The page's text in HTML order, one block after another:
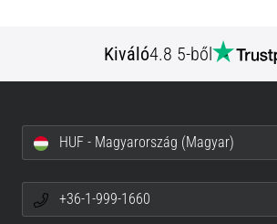
Kiváló4.8 5-ből
HUF - Magyarország (Magyar)
+36-1-999-1660